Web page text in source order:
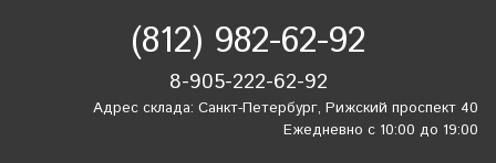
(812) 982-62-92
8-905-222-62-92
Адрес склада: Санкт-Петербург, Рижский проспект 40
Ежедневно с 10:00 до 19:00